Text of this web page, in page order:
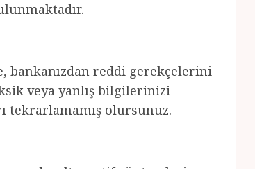
bankanızdan reddi gerekçelerini
veya yanlış bilgilerinizi
tekrarlamamış olursunuz.